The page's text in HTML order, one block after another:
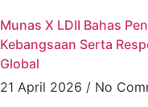
Munas X LDII Bahas
Kebangsaan Serta
Global
21 April 2026 No